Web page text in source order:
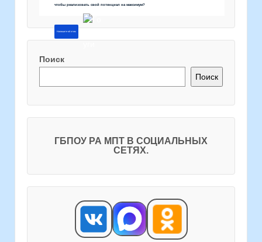
чтобы реализовать свой потенциал на максимум?
Напишите об этом
Поиск
Поиск
ГБПОУ РА МПТ В СОЦИАЛЬНЫХ
СЕТЯХ.